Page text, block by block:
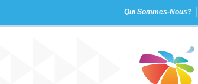
Qui Sommes-Nous?